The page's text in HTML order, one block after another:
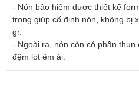
- Nón bảo hiểm được thiết kế
trong giúp cố đinh nón, không bị
gr.
- Ngoài ra, nón còn có phần
đệm lót êm ái.